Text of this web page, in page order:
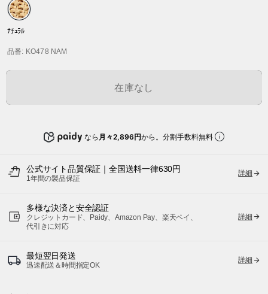
ﾅﾁｭﾗﾙ
品番: KO478 NAM
在庫なし
なら 月々2,896円から。分割手数料無料
公式サイト品質保証｜全国送料一律630円
1年間の製品保証
詳細
多様な決済と安全認証
クレジットカード、Paidy、Amazon Pay、楽天ペイ、
代引きに対応
詳細
最短翌日発送
迅速配送＆時間指定OK
詳細